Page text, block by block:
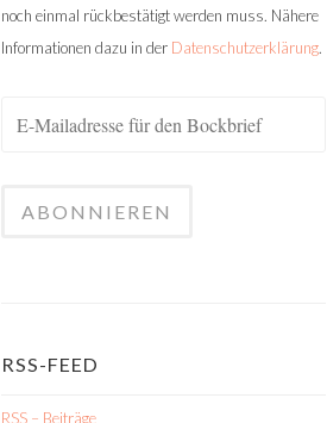
noch einmal rückbestätigt werden muss. Nähere
Informationen dazu in der Datenschutzerklärung.
RSS-FEED
RSS – Beiträge